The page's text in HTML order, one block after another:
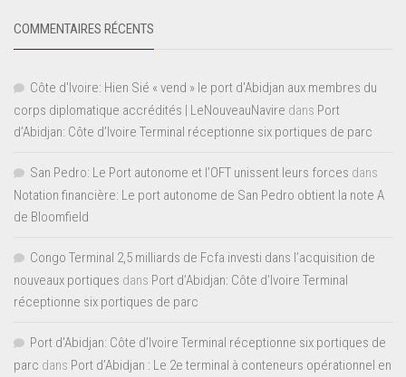
COMMENTAIRES RÉCENTS
Côte d'Ivoire: Hien Sié « vend » le port d'Abidjan aux membres du
corps diplomatique accrédités | LeNouveauNavire dans Port
d’Abidjan: Côte d’Ivoire Terminal réceptionne six portiques de parc
San Pedro: Le Port autonome et l’OFT unissent leurs forces dans
Notation financière: Le port autonome de San Pedro obtient la note A
de Bloomfield
Congo Terminal 2,5 milliards de Fcfa investi dans l’acquisition de
nouveaux portiques dans Port d’Abidjan: Côte d’Ivoire Terminal
réceptionne six portiques de parc
Port d'Abidjan: Côte d’Ivoire Terminal réceptionne six portiques de
parc dans Port d’Abidjan : Le 2e terminal à conteneurs opérationnel en